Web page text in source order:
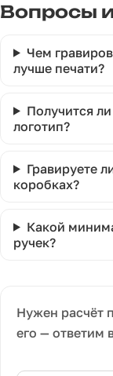
Вопросы
Чем
лучше печати?
Получится
логотип?
Гравируете
коробках?
Какой
ручек?
Нужен расчёт
его — ответим